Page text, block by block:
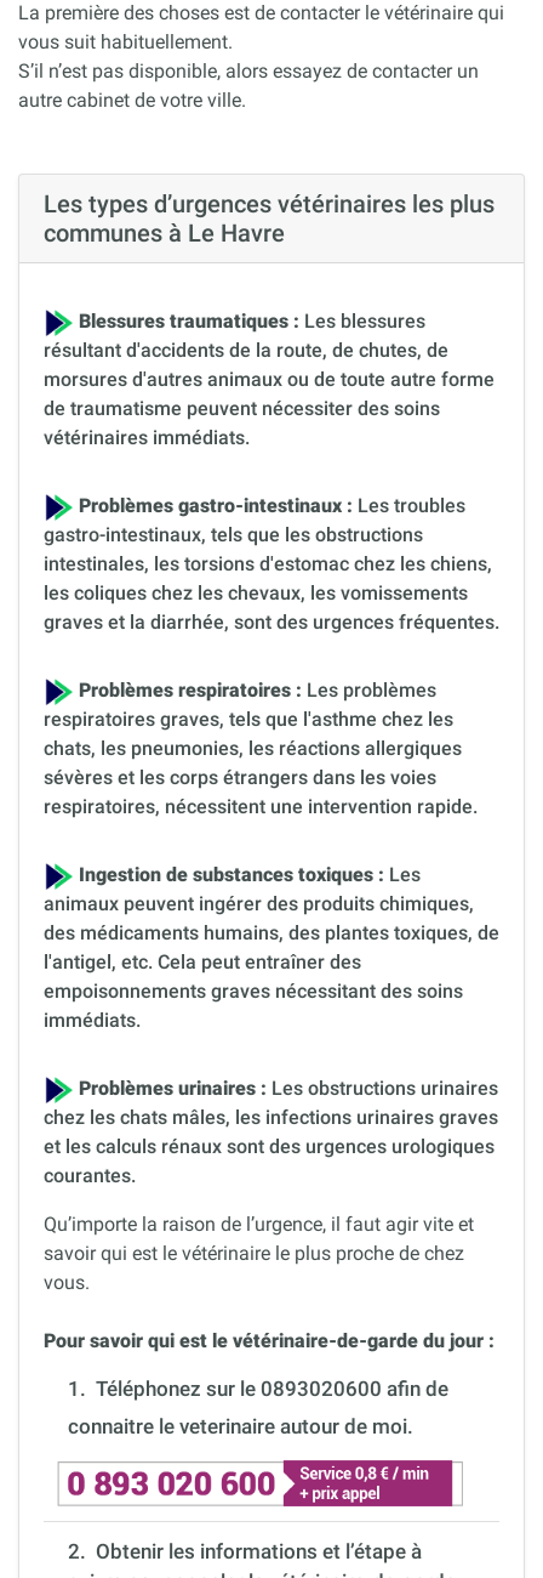
La première des choses est de contacter le vétérinaire qui
vous suit habituellement.
S’il n’est pas disponible, alors essayez de contacter un
autre cabinet de votre ville.
Les types d’urgences vétérinaires les plus
communes à Le Havre
Blessures traumatiques : Les blessures
résultant d'accidents de la route, de chutes, de
morsures d'autres animaux ou de toute autre forme
de traumatisme peuvent nécessiter des soins
vétérinaires immédiats.
Problèmes gastro-intestinaux : Les troubles
gastro-intestinaux, tels que les obstructions
intestinales, les torsions d'estomac chez les chiens,
les coliques chez les chevaux, les vomissements
graves et la diarrhée, sont des urgences fréquentes.
Problèmes respiratoires : Les problèmes
respiratoires graves, tels que l'asthme chez les
chats, les pneumonies, les réactions allergiques
sévères et les corps étrangers dans les voies
respiratoires, nécessitent une intervention rapide.
Ingestion de substances toxiques : Les
animaux peuvent ingérer des produits chimiques,
des médicaments humains, des plantes toxiques, de
l'antigel, etc. Cela peut entraîner des
empoisonnements graves nécessitant des soins
immédiats.
Problèmes urinaires : Les obstructions urinaires
chez les chats mâles, les infections urinaires graves
et les calculs rénaux sont des urgences urologiques
courantes.
Qu’importe la raison de l’urgence, il faut agir vite et
savoir qui est le vétérinaire le plus proche de chez
vous.
Pour savoir qui est le vétérinaire-de-garde du jour :
1. Téléphonez sur le 0893020600 afin de
connaitre le veterinaire autour de moi.
2. Obtenir les informations et l’étape à